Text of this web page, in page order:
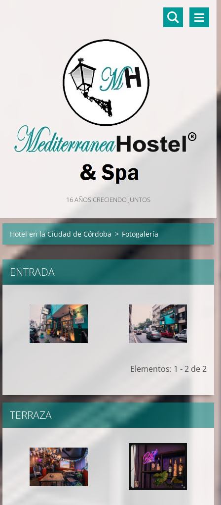
16 AÑOS CRECIENDO JUNTOS
Hotel en la Ciudad de Córdoba > Fotogalería
ENTRADA
Elementos: 1 - 2 de 2
TERRAZA